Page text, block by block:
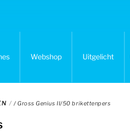
Webshop Uitgelicht
/ Gross Genius II/50 brikettenpers